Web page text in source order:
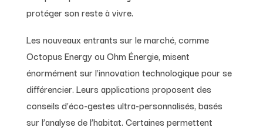
protéger son reste à vivre.
Les nouveaux entrants sur le marché, comme
Octopus Energy ou Ohm Énergie, misent
énormément sur l’innovation technologique pour se
différencier. Leurs applications proposent des
conseils d’éco-gestes ultra-personnalisés, basés
sur l’analyse de l’habitat. Certaines permettent